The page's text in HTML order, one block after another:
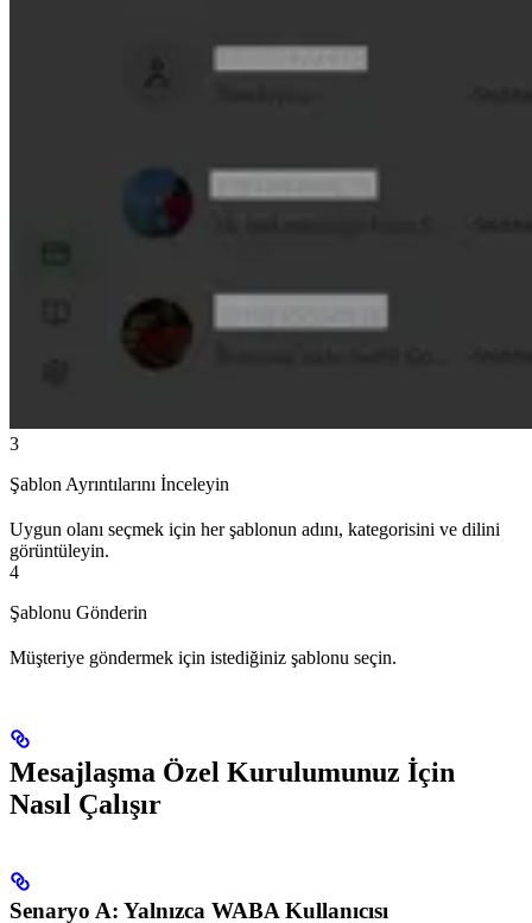
3
Şablon Ayrıntılarını İnceleyin
Uygun olanı seçmek için her şablonun adını, kategorisini ve dilini
görüntüleyin.
4
Şablonu Gönderin
Müşteriye göndermek için istediğiniz şablonu seçin.
Mesajlaşma Özel Kurulumunuz İçin
Nasıl Çalışır
Senaryo A: Yalnızca WABA Kullanıcısı